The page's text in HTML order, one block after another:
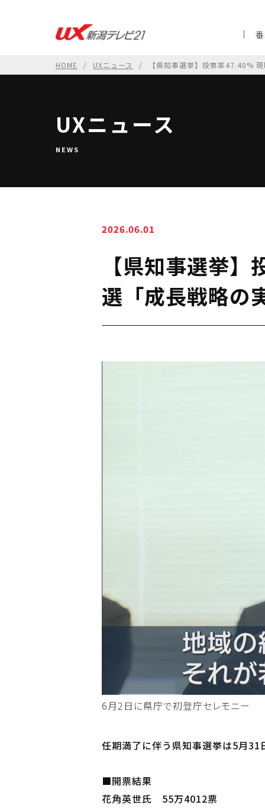
HOME UXニュース 【県知事選挙】投票率47.40%
UXニュース
NEWS
2026.06.01
【県知事選挙
選「成長戦略の
6月2日に県庁で初登庁セレモニー
任期満了に伴う県知事選挙は5月
■開票結果
花角英世氏 55万4012票